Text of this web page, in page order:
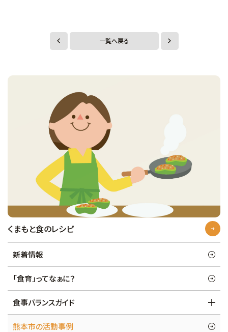
くまもと食のレシピ
新着情報
「食育」ってなぁに？
食事バランスガイド
熊本市の活動事例
一覧へ戻る